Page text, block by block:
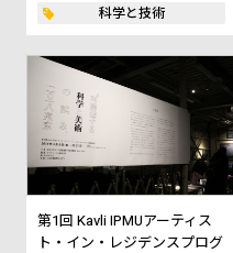
科学と技術
第1回 Kavli IPMUアーティス
ト・イン・レジデンスプログ